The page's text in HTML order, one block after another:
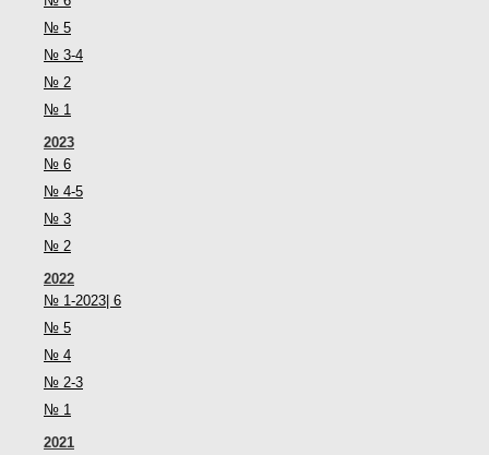
№ 5
№ 3-4
№ 2
№ 1
2023
№ 6
№ 4-5
№ 3
№ 2
2022
№ 1-2023| 6
№ 5
№ 4
№ 2-3
№ 1
2021